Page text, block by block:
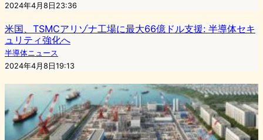
2024年4月8日23:36
米国、TSMCアリゾナ工場に最大66億ドル支援: 半導体セキ
ュリティ強化へ
半導体ニュース
2024年4月8日19:13